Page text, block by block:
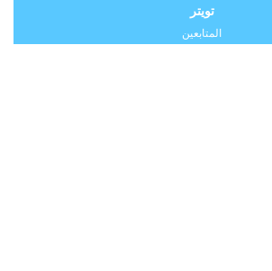
تويتر
المتابعين